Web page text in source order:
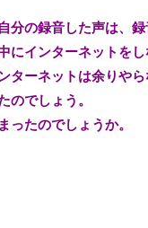
分の録音した声は、録
にインターネットをし
ターネットは余りやら
のでしょう。
ったのでしょうか。